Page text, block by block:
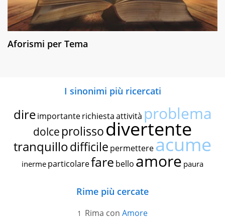
Aforismi per Tema
I sinonimi più ricercati
dire importante richiestaattività problema
dolce prolissodivertente
tranquillodifficile permettereacume
inerme particolarefare bello amore paura
Rime più cercate
Rima con Amore